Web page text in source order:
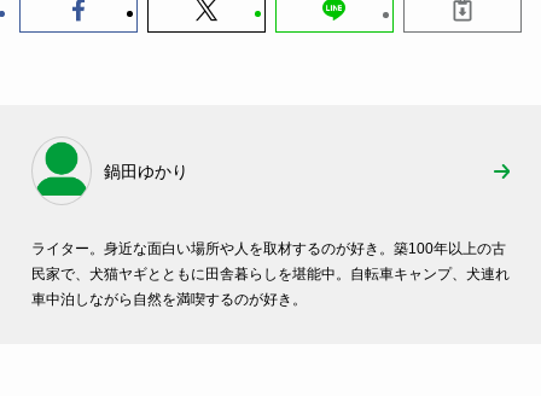
鍋田ゆかり
ライター。身近な面白い場所や人を取材するのが好き。築100年以上の古
民家で、犬猫ヤギとともに田舎暮らしを堪能中。自転車キャンプ、犬連れ
車中泊しながら自然を満喫するのが好き。